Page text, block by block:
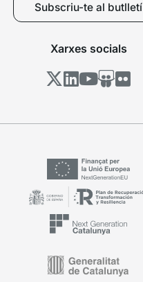
Subscriu-te al butlletí
Xarxes socials